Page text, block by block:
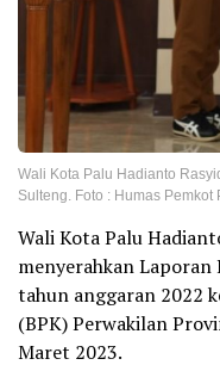
Wali Kota Palu Hadianto
Sulteng. Foto : Humas Pemkot
Wali Kota Palu
menyerahkan Laporan
tahun anggaran 2022
(BPK) Perwakilan
Maret 2023.